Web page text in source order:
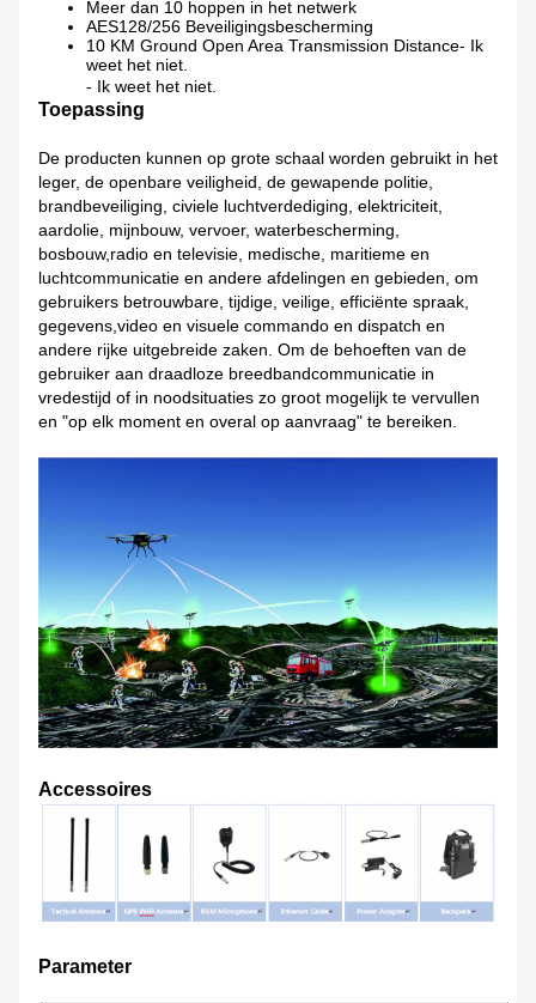
Meer dan 10 hoppen in het netwerk
AES128/256 Beveiligingsbescherming
10 KM Ground Open Area Transmission Distance- Ik
weet het niet.
- Ik weet het niet.
Toepassing
De producten kunnen op grote schaal worden gebruikt in het
leger, de openbare veiligheid, de gewapende politie,
brandbeveiliging, civiele luchtverdediging, elektriciteit,
aardolie, mijnbouw, vervoer, waterbescherming,
bosbouw,radio en televisie, medische, maritieme en
luchtcommunicatie en andere afdelingen en gebieden, om
gebruikers betrouwbare, tijdige, veilige, efficiënte spraak,
gegevens,video en visuele commando en dispatch en
andere rijke uitgebreide zaken. Om de behoeften van de
gebruiker aan draadloze breedbandcommunicatie in
vredestijd of in noodsituaties zo groot mogelijk te vervullen
en "op elk moment en overal op aanvraag" te bereiken.
Accessoires
Parameter